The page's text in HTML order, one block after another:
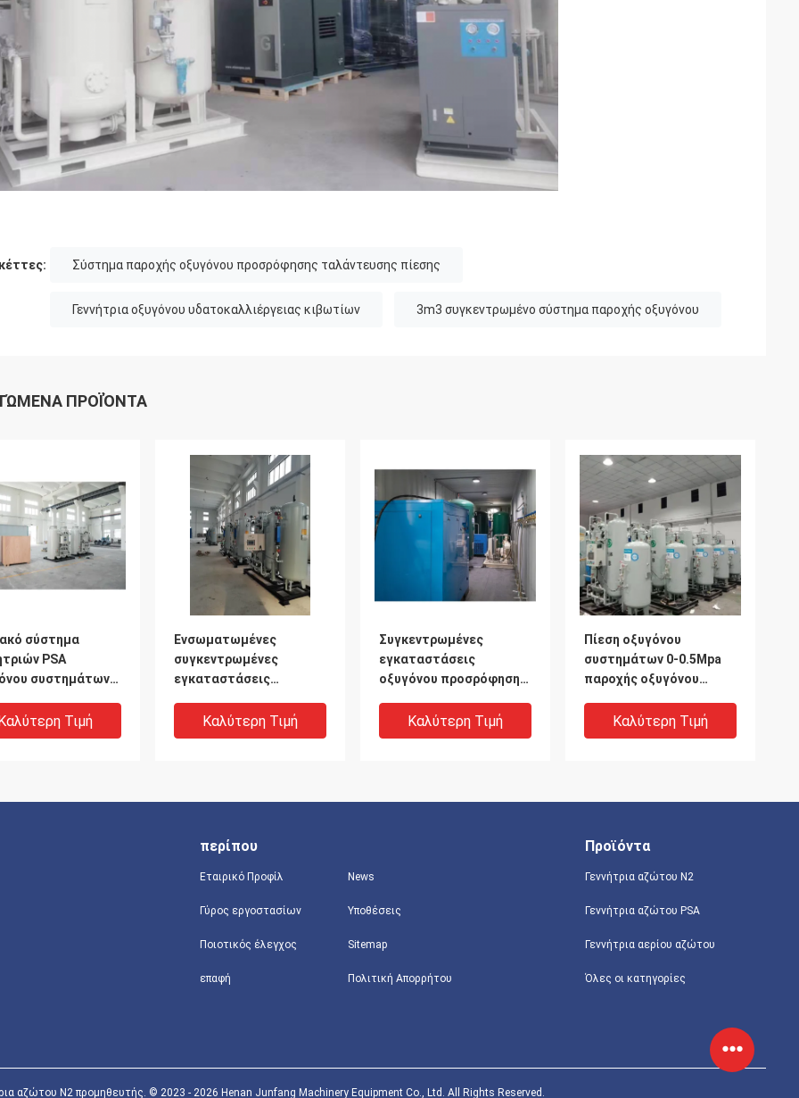
Σύστημα παροχής οξυγόνου προσρόφησης ταλάντευσης πίεσης
Γεννήτρια οξυγόνου υδατοκαλλιέργειας κιβωτίων 3m3 συγκεντρωμένο σύστημα παροχής οξυγόνου
ΠΡΟΪΌΝΤΑ
σύστημα
PSA
συστημάτων
κόσκινων
Τιμή
Ενσωματωμένες
συγκεντρωμένες
εγκαταστάσεις
ταλάντευσης πίεσης
συστημάτων παροχής
Καλύτερη Τιμή
Συγκεντρωμένες
εγκαταστάσεις
οξυγόνου προσρόφησης
συστημάτων 93%
παροχής οξυγόνου
Καλύτερη Τιμή
Πίεση οξυγόνου
συστημάτων 0-0.5Mpa
παροχής οξυγόνου
οροπέδιων
Καλύτερη Τιμή
Συγκεντρωμένες
συστημάτων
διασπασμένες
Συγκεντρωμένες CE
Διάχυτο συγκεντρωμένο
περίπου
Εταιρικό Προφίλ
Γύρος εργοστασίων
Ποιοτικός έλεγχος
επαφή
News
Υποθέσεις
Sitemap
Πολιτική Απορρήτου
Προϊόντα
Γεννήτρια αζώτου Ν2
Γεννήτρια αζώτου PSA
Γεννήτρια αερίου αζώτου
Όλες οι κατηγορίες
αζώτου Ν2 προμηθευτής. © 2023 - 2026 Henan Junfang Machinery Equipment Co., Ltd. All Rights Reserved.